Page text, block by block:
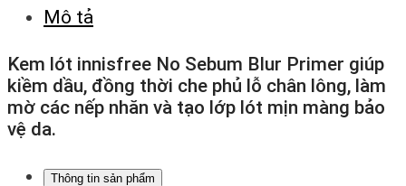
Mô tả
Kem lót innisfree No Sebum Blur Primer giúp
kiềm dầu, đồng thời che phủ lỗ chân lông, làm
mờ các nếp nhăn và tạo lớp lót mịn màng bảo
vệ da.
Thông tin sản phẩm